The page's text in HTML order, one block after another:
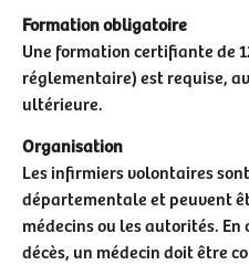
Formation obligatoire
Une formation certifiante de
réglementaire) est requise,
ultérieure.
Organisation
Les infirmiers volontaires
départementale et peuvent
médecins ou les autorités.
décès, un médecin doit être